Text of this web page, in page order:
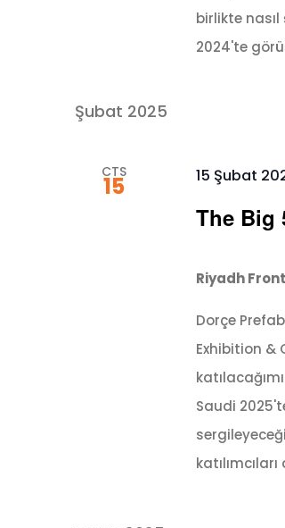
birlikte nasıl
2024'te
Şubat 2025
CTS
15
The Big
15 Şubat
Riyadh
Dorçe
Exhibition &
Saudi